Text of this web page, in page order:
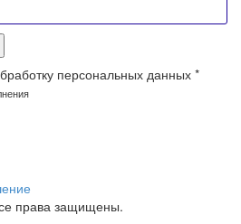
персональных данных *
права защищены.